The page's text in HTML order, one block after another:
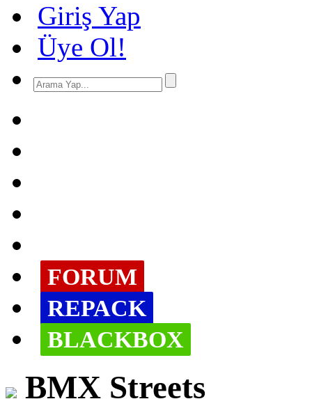
Giriş Yap
Üye Ol!
FORUM
REPACK
BLACKBOX
BMX Streets